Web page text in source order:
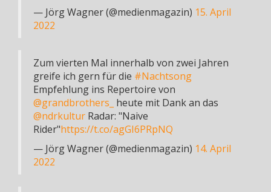
— Jörg Wagner (@medienmagazin) 15. April
2022
Zum vierten Mal innerhalb von zwei Jahren
greife ich gern für die #Nachtsong
Empfehlung ins Repertoire von
@grandbrothers_ heute mit Dank an das
@ndrkultur Radar: "Naive
Rider"https://t.co/agGI6PRpNQ
— Jörg Wagner (@medienmagazin) 14. April
2022